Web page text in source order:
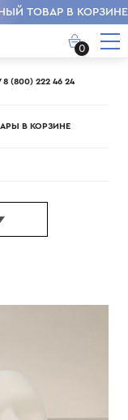
ТОВАР В КОРЗИНЕ
0
(800) 222 46 24
В КОРЗИНЕ